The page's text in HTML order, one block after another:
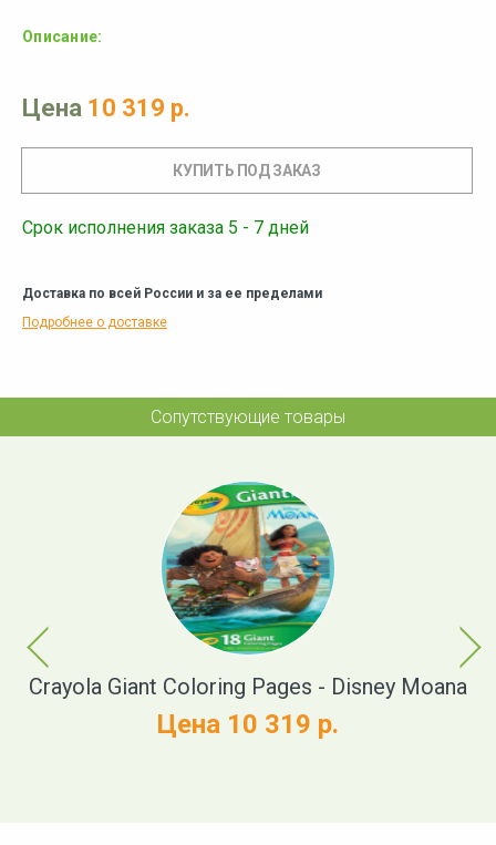
Описание:
Цена 10 319 р.
Срок исполнения заказа 5 - 7 дней
Доставка по всей России и за ее пределами
Подробнее о доставке
Сопутствующие товары
Previous
Crayola Giant Coloring Pages - Disney Moana
Цена 10 319 р.
Next